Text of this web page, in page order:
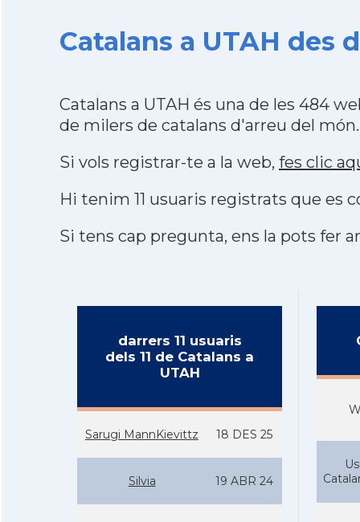
Catalans a UTAH des
Catalans a UTAH és una de les 484
de milers de catalans d'arreu del món.
Si vols registrar-te a la web, fes clic
Hi tenim 11 usuaris registrats que
Si tens cap pregunta, ens la pots fer
darrers 11 usuaris
dels 11 de Catalans a
UTAH
Sarugi MannKievittz 18 DES 25
Silvia 19 ABR 24